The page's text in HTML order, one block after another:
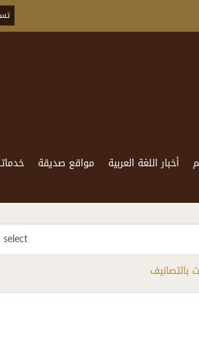
أخبار اللغة العربية مواقع صديقة
select
بالتصانيف